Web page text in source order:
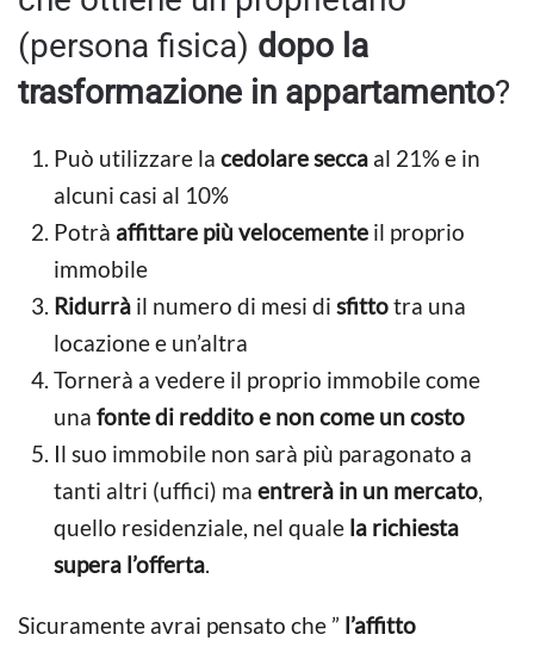
(persona fisica) dopo la
trasformazione in appartamento?
Può utilizzare la cedolare secca al 21% e in
alcuni casi al 10%
Potrà affittare più velocemente il proprio
immobile
Ridurrà il numero di mesi di sfittotra una
locazione e un’altra
Tornerà a vedere il proprio immobile come
una fonte di reddito e non come un costo
Il suo immobile non sarà più paragonato a
tanti altri (uffici) ma entrerà in un mercato,
quello residenziale, nel quale la richiesta
supera l’offerta.
Sicuramente avrai pensato che ” l’affitto